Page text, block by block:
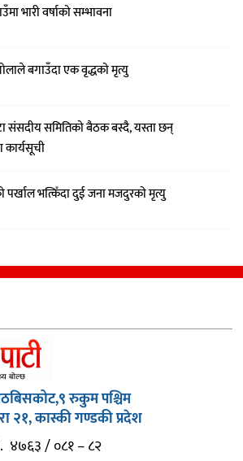
भारी वर्षाको सम्भावना
बगाउँदा एक वृद्धको मृत्यु
समितिको बैठक बस्दै, यस्ता छन्
पर्खाल भत्किँदा दुई जना मजदुरको मृत्यु
रुकुम पश्चिम
२१, कास्की गण्डकी प्रदेश
४७६३ / ०८१ – ८२